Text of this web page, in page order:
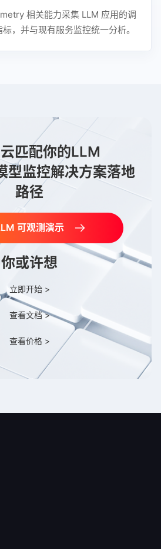
相关能力采集 LLM 应用的调
，并与现有服务监控统一分析。
匹配你的LLM
型监控解决方案落地
路径
可观测演示
你或许想
立即开始 >
查看文档 >
查看价格 >